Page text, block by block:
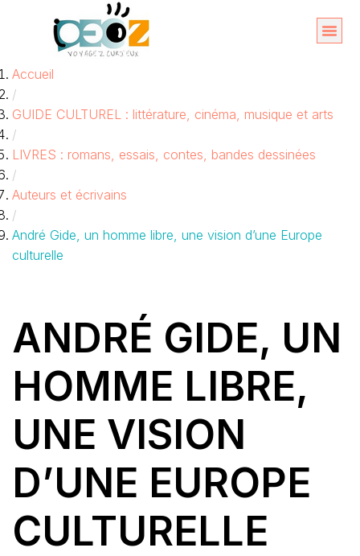
contenu
Accueil
/
GUIDE CULTUREL : littérature, cinéma, musique et arts
/
LIVRES : romans, essais, contes, bandes dessinées
/
Auteurs et écrivains
/
André Gide, un homme libre, une vision d’une Europe
culturelle
ANDRÉ GIDE, UN
HOMME LIBRE,
UNE VISION
D’UNE EUROPE
CULTURELLE